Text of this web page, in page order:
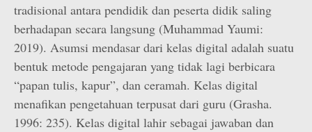
tradisional antara pendidik dan peserta didik saling
berhadapan secara langsung (Muhammad Yaumi:
2019). Asumsi mendasar dari kelas digital adalah suatu
bentuk metode pengajaran yang tidak lagi berbicara
“papan tulis, kapur”, dan ceramah. Kelas digital
menafikan pengetahuan terpusat dari guru (Grasha.
1996: 235). Kelas digital lahir sebagai jawaban dan